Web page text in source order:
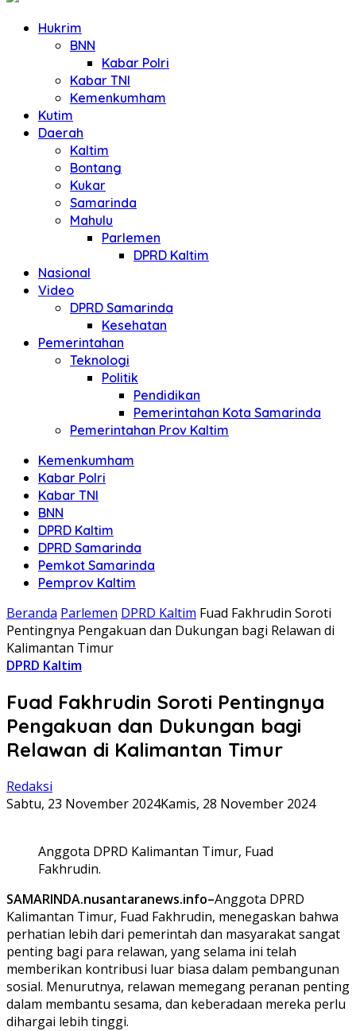
Hukrim
BNN
Kabar Polri
Kabar TNI
Kemenkumham
Kutim
Daerah
Kaltim
Bontang
Kukar
Samarinda
Mahulu
Parlemen
DPRD Kaltim
Nasional
Video
DPRD Samarinda
Kesehatan
Pemerintahan
Teknologi
Politik
Pendidikan
Pemerintahan Kota Samarinda
Pemerintahan Prov Kaltim
Kemenkumham
Kabar Polri
Kabar TNI
BNN
DPRD Kaltim
DPRD Samarinda
Pemkot Samarinda
Pemprov Kaltim
Beranda Parlemen DPRD Kaltim Fuad Fakhrudin Soroti
Pentingnya Pengakuan dan Dukungan bagi Relawan di
Kalimantan Timur
DPRD Kaltim
Fuad Fakhrudin Soroti Pentingnya
Pengakuan dan Dukungan bagi
Relawan di Kalimantan Timur
Redaksi
Sabtu, 23 November 2024Kamis, 28 November 2024
Anggota DPRD Kalimantan Timur, Fuad
Fakhrudin.
SAMARINDA.nusantaranews.info–Anggota DPRD
Kalimantan Timur, Fuad Fakhrudin, menegaskan bahwa
perhatian lebih dari pemerintah dan masyarakat sangat
penting bagi para relawan, yang selama ini telah
memberikan kontribusi luar biasa dalam pembangunan
sosial. Menurutnya, relawan memegang peranan penting
dalam membantu sesama, dan keberadaan mereka perlu
dihargai lebih tinggi.